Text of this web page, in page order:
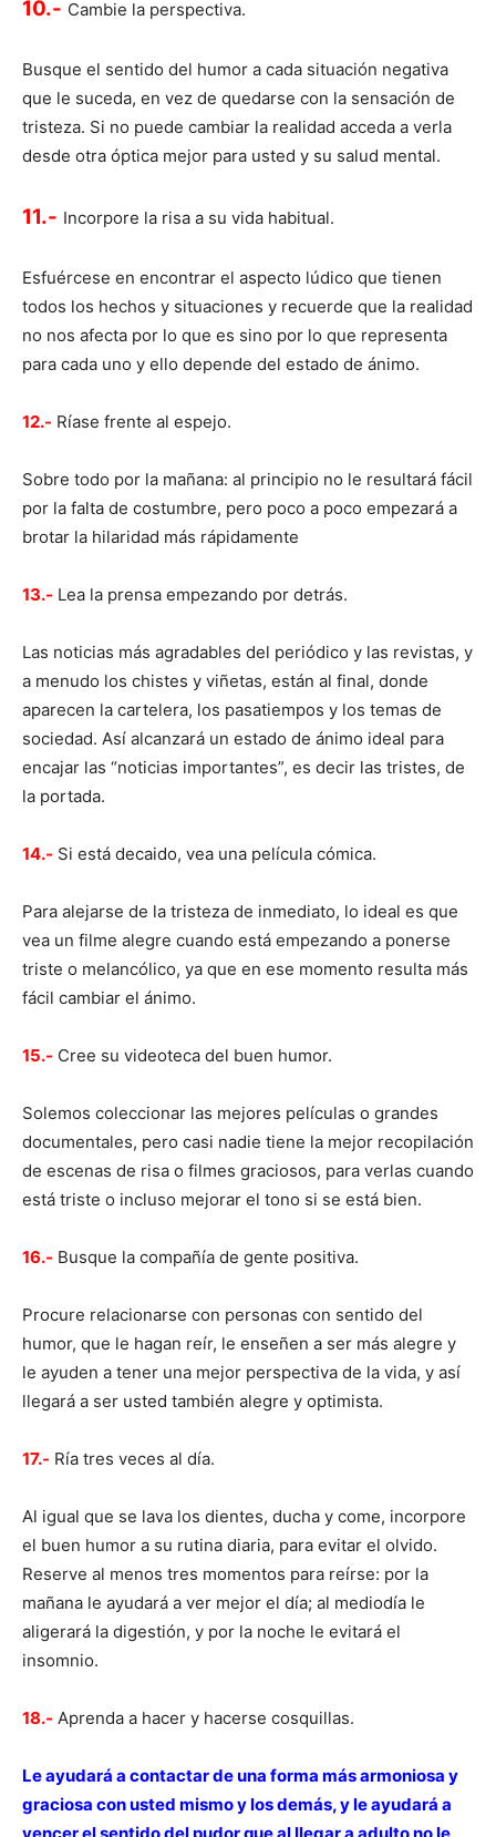
10.- Cambie la perspectiva.
Busque el sentido del humor a cada situación negativa
que le suceda, en vez de quedarse con la sensación de
tristeza. Si no puede cambiar la realidad acceda a verla
desde otra óptica mejor para usted y su salud mental.
11.- Incorpore la risa a su vida habitual.
Esfuércese en encontrar el aspecto lúdico que tienen
todos los hechos y situaciones y recuerde que la realidad
no nos afecta por lo que es sino por lo que representa
para cada uno y ello depende del estado de ánimo.
12.- Ríase frente al espejo.
Sobre todo por la mañana: al principio no le resultará fácil
por la falta de costumbre, pero poco a poco empezará a
brotar la hilaridad más rápidamente
13.- Lea la prensa empezando por detrás.
Las noticias más agradables del periódico y las revistas, y
a menudo los chistes y viñetas, están al final, donde
aparecen la cartelera, los pasatiempos y los temas de
sociedad. Así alcanzará un estado de ánimo ideal para
encajar las “noticias importantes”, es decir las tristes, de
la portada.
14.- Si está decaido, vea una película cómica.
Para alejarse de la tristeza de inmediato, lo ideal es que
vea un filme alegre cuando está empezando a ponerse
triste o melancólico, ya que en ese momento resulta más
fácil cambiar el ánimo.
15.- Cree su videoteca del buen humor.
Solemos coleccionar las mejores películas o grandes
documentales, pero casi nadie tiene la mejor recopilación
de escenas de risa o filmes graciosos, para verlas cuando
está triste o incluso mejorar el tono si se está bien.
16.- Busque la compañía de gente positiva.
Procure relacionarse con personas con sentido del
humor, que le hagan reír, le enseñen a ser más alegre y
le ayuden a tener una mejor perspectiva de la vida, y así
llegará a ser usted también alegre y optimista.
17.- Ría tres veces al día.
Al igual que se lava los dientes, ducha y come, incorpore
el buen humor a su rutina diaria, para evitar el olvido.
Reserve al menos tres momentos para reírse: por la
mañana le ayudará a ver mejor el día; al mediodía le
aligerará la digestión, y por la noche le evitará el
insomnio.
18.- Aprenda a hacer y hacerse cosquillas.
Le ayudará a contactar de una forma más armoniosa y
graciosa con usted mismo y los demás, y le ayudará a